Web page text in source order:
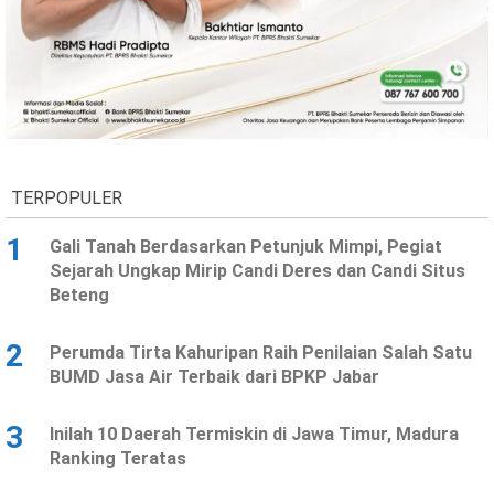
TERPOPULER
1
Gali Tanah Berdasarkan Petunjuk Mimpi, Pegiat
Sejarah Ungkap Mirip Candi Deres dan Candi Situs
Beteng
2
Perumda Tirta Kahuripan Raih Penilaian Salah Satu
BUMD Jasa Air Terbaik dari BPKP Jabar
3
Inilah 10 Daerah Termiskin di Jawa Timur, Madura
Ranking Teratas